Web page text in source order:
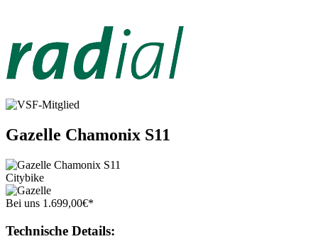
Gazelle Chamonix S11
Citybike
Bei uns 1.699,00€*
Technische Details: